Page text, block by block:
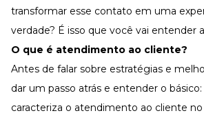
Materiais Gratuitos
Todos os Materiais Gratuitos
Confira nossos materiais
E-book
transformar esse contato em uma
verdade? É isso que você vai entender
O que é atendimento ao cliente?
Antes de falar sobre estratégias e
dar um passo atrás e entender o
caracteriza o atendimento ao cliente no